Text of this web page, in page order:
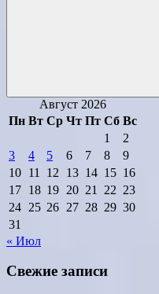
Поиск
Август 2026
Пн Вт Ср Чт Пт Сб Вс
1
2
3
4 5 6 7 8
9
10 11 12 13 14 15 16
17 18 19 20 21 22 23
24 25 26 27 28 29 30
31
« Июл
Свежие записи